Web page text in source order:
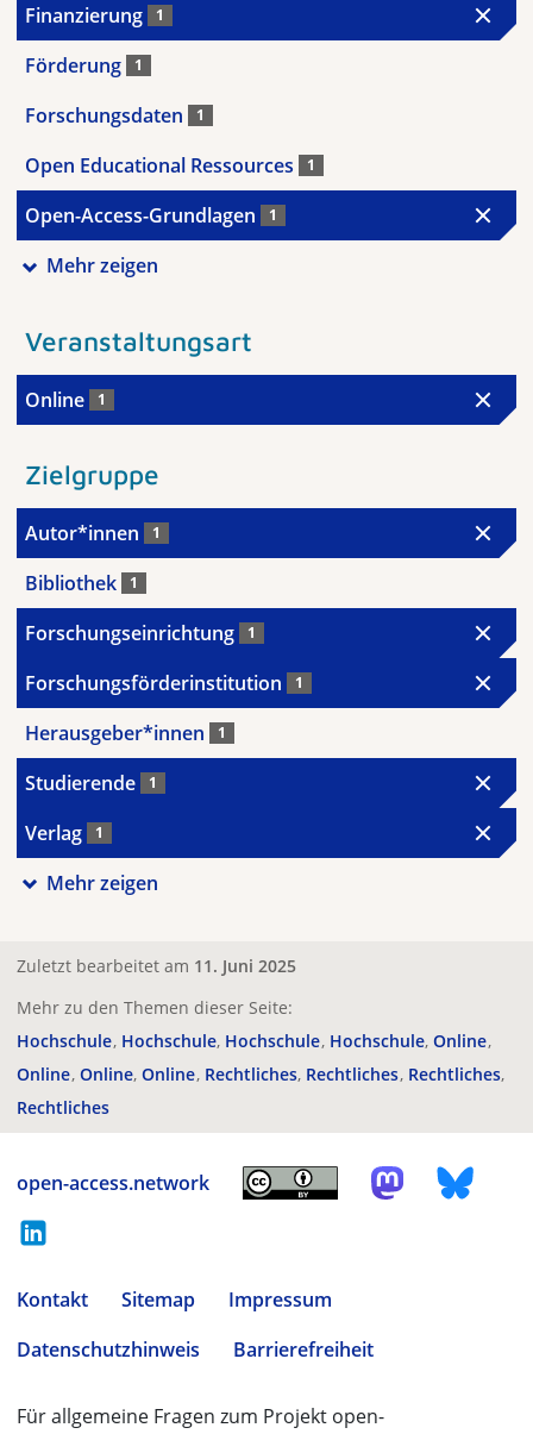
Finanzierung 1
Förderung 1
Forschungsdaten 1
Open Educational Ressources 1
Open-Access-Grundlagen 1
Mehr zeigen
Veranstaltungsart
Online 1
Zielgruppe
Autor*innen 1
Bibliothek 1
Forschungseinrichtung 1
Forschungsförderinstitution 1
Herausgeber*innen 1
Studierende 1
Verlag 1
Mehr zeigen
Zuletzt bearbeitet am 11. Juni 2025
Mehr zu den Themen dieser Seite:
Hochschule Hochschule Hochschule Hochschule Online
Online Online Online Rechtliches Rechtliches Rechtliches
Rechtliches
open-access.network
Kontakt Sitemap
Impressum
Datenschutzhinweis
Barrierefreiheit
Für allgemeine Fragen zum Projekt open-